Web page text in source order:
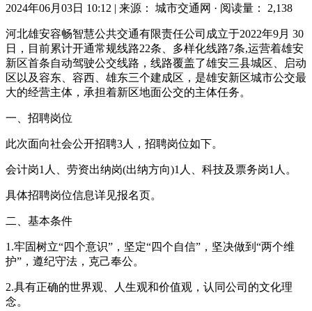
2024年06月03日 10:12 | 来源： 城市交通网 · 阅读量： 2,138
河北雄安容畅智慧公共交通有限责任公司成立于2022年9月 30
日，目前累计开通常规线路22条、多样化线路7条,运营着雄安
新区首条自动驾驶公交线路，线路覆盖了雄安三县城区、启动
区以及容东、容西、雄东三个建成区，是雄安新区城市公交最
大的经营主体，承担着新区地面公交的主体任务。
一、招聘岗位
此次面向社会公开招聘3人，招聘岗位如下。
会计岗1人、劳资出纳岗(出纳方向)1人、科技及票务岗1人。
具体招聘岗位信息详见报名页。
二、基本条件
1.牢固树立“四个意识”，坚定“四个自信”，坚决做到“两个维
护”，遵纪守法，克己奉公。
2.具有正确的世界观、人生观和价值观，认同公司的文化理
念。